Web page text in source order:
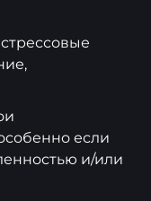
если
и/или